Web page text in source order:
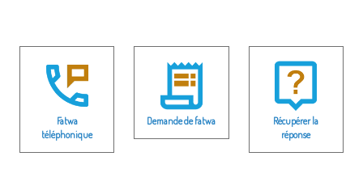
Fatwa
téléphonique
Demande de fatwa
Récupérer la
réponse